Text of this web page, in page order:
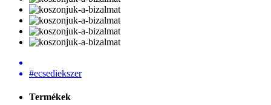
#ecsediekszer
Termékek